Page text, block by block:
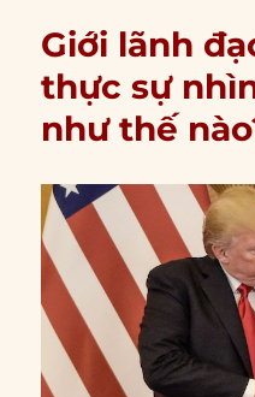
Giới lãnh
thực sự
như thế